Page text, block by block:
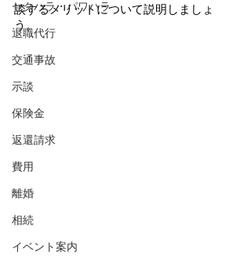
セクハラ・パワハラ
退職代行
交通事故
示談
保険金
返還請求
費用
離婚
相続
イベント案内
談するメリットについて説明しましょ
う。